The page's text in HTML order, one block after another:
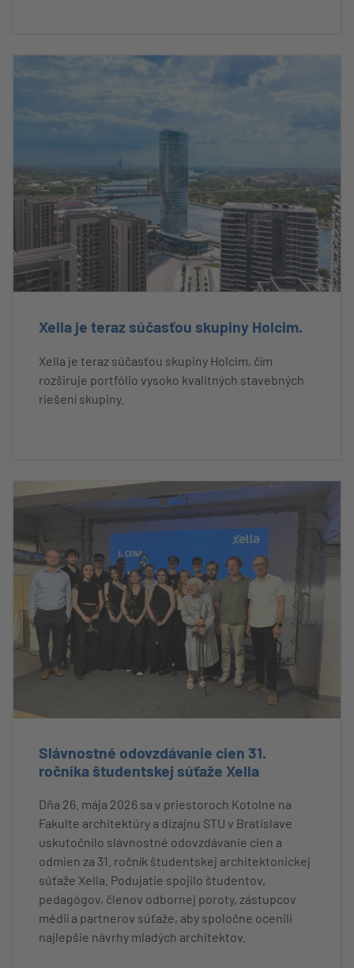
Xella je teraz súčasťou skupiny Holcim.
Xella je teraz súčasťou skupiny Holcim, čím
rozširuje portfólio vysoko kvalitných stavebných
riešení skupiny.
Slávnostné odovzdávanie cien 31.
ročníka študentskej súťaže Xella
Dňa 26. mája 2026 sa v priestoroch Kotolne na
Fakulte architektúry a dizajnu STU v Bratislave
uskutočnilo slávnostné odovzdávanie cien a
odmien za 31. ročník študentskej architektonickej
súťaže Xella. Podujatie spojilo študentov,
pedagógov, členov odbornej poroty, zástupcov
médií a partnerov súťaže, aby spoločne ocenili
najlepšie návrhy mladých architektov.